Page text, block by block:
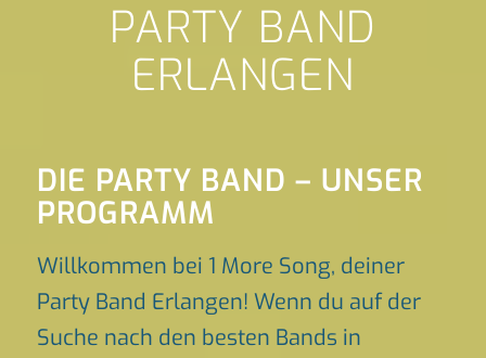
PARTY BAND
ERLANGEN
DIE PARTY BAND – UNSER
PROGRAMM
Willkommen bei 1 More Song, deiner
Party Band Erlangen! Wenn du auf der
Suche nach den besten Bands in